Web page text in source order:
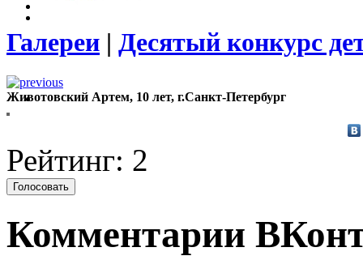
Галереи | Десятый конкурс
Животовский Артем, 10 лет, г.Санкт-Петербург
Рейтинг: 2
Комментарии